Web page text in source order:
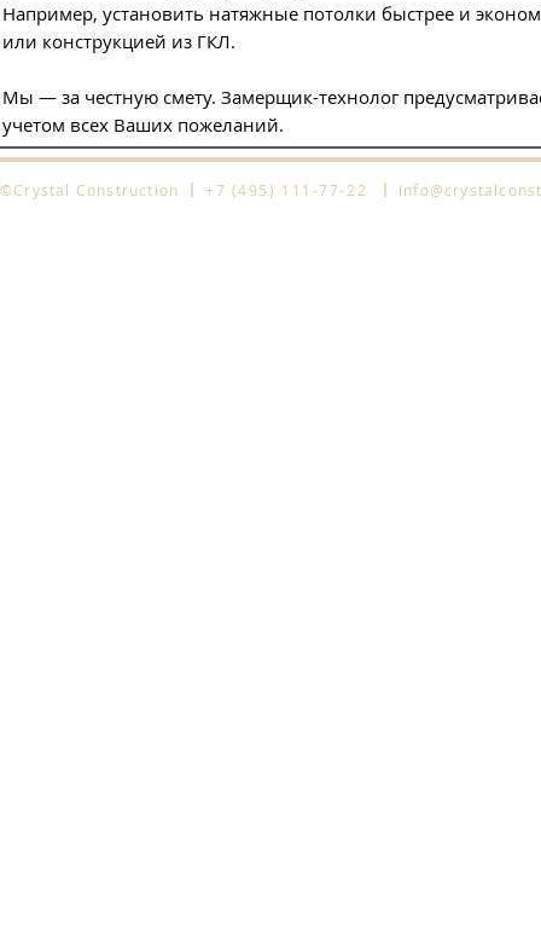
Например, установить натяжные потолки быстрее и
или конструкцией из ГКЛ.
Мы — за честную смету. Замерщик-технолог
учетом всех Ваших пожеланий.
©Crystal Construction +7 (495) 111-77-22
l l